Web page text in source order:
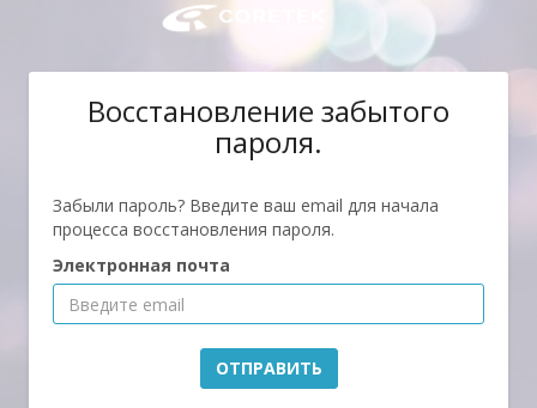
Восстановление забытого
пароля.
Забыли пароль? Введите ваш email для начала
процесса восстановления пароля.
Электронная почта
ОТПРАВИТЬ